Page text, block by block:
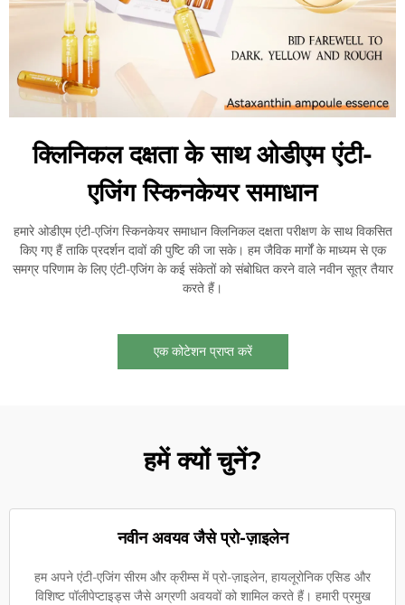
क्लिनिकल दक्षता के साथ ओडीएम एंटी-
एजिंग स्किनकेयर समाधान
हमारे ओडीएम एंटी-एजिंग स्किनकेयर समाधान क्लिनिकल दक्षता परीक्षण के साथ विकसित
किए गए हैं ताकि प्रदर्शन दावों की पुष्टि की जा सके। हम जैविक मार्गों के माध्यम से एक
समग्र परिणाम के लिए एंटी-एजिंग के कई संकेतों को संबोधित करने वाले नवीन सूत्र तैयार
करते हैं।
एक कोटेशन प्राप्त करें
हमें क्यों चुनें?
नवीन अवयव जैसे प्रो-ज़ाइलेन
हम अपने एंटी-एजिंग सीरम और क्रीम्स में प्रो-ज़ाइलेन, हायलूरोनिक एसिड और
विशिष्ट पॉलीपेप्टाइड्स जैसे अग्रणी अवयवों को शामिल करते हैं। हमारी प्रमुख